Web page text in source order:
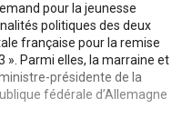
pour la jeunesse
politiques des deux
française pour la remise
». Parmi elles, la marraine et
présidente de la
fédérale d’Allemagne